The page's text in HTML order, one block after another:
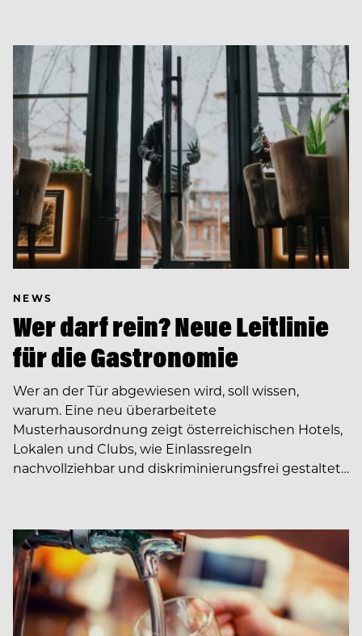
NEWS
Wer darf rein? Neue Leitlinie
für die Gastronomie
Wer an der Tür abgewiesen wird, soll wissen,
warum. Eine neu überarbeitete
Musterhausordnung zeigt österreichischen Hotels,
Lokalen und Clubs, wie Einlassregeln
nachvollziehbar und diskriminierungsfrei gestaltet…